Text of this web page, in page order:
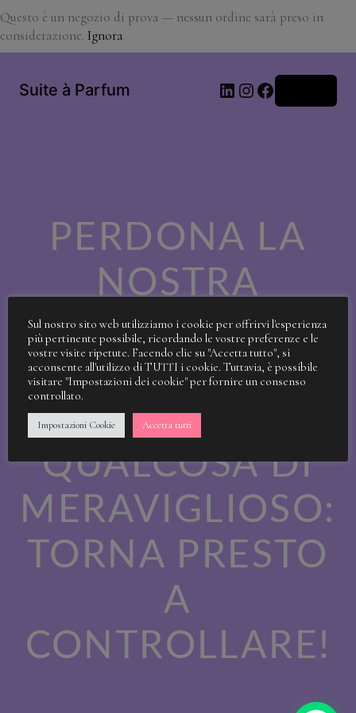
Questo è un negozio di prova — nessun ordine sarà preso in
considerazione. Ignora
Suite à Parfum LinkedIn
Instagram
Facebook
PERDONA LA
NOSTRA
SPORCIZIA!
STIAMO
LAVORANDO A
QUALCOSA DI
MERAVIGLIOSO:
TORNA PRESTO
A
CONTROLLARE!
Sul nostro sito web utilizziamo i cookie per offrirvi l'esperienza
più pertinente possibile, ricordando le vostre preferenze e le
vostre visite ripetute. Facendo clic su "Accetta tutto", si
acconsente all'utilizzo di TUTTI i cookie. Tuttavia, è possibile
visitare "Impostazioni dei cookie" per fornire un consenso
controllato.
Impostazioni Cookie Accetta tutti